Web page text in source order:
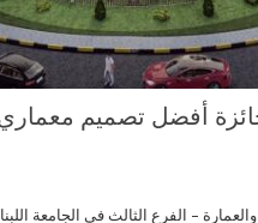
خرّيجي كلية الفنون- 3 بجائزة أفضل
– الفرع الثالث في الجامعة